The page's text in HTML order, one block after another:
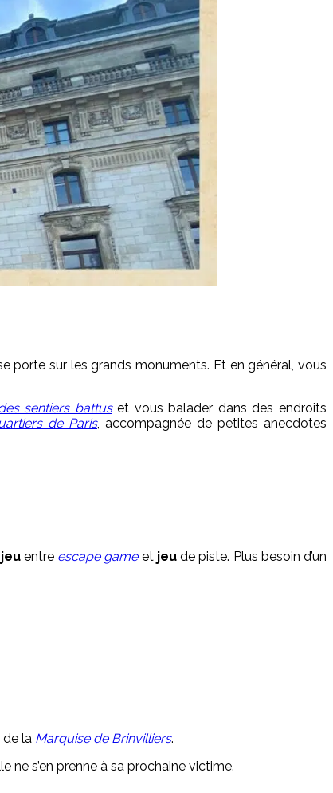
porte sur les grands monuments. Et en général, vous
sentiers battuset vous balader dans des endroits
de Paris, accompagnée de petites anecdotes
jeuentre escape gameet jeude piste. Plus besoin d’un
de la Marquise de Brinvilliers.
ne s’en prenne à sa prochaine victime.